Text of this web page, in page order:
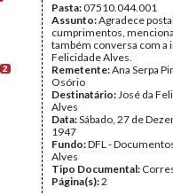
2
Pasta:07510.044.001
Assunto:Agradece
cumprimentos,
também conversa com a
Felicidade Alves.
Remetente:Ana Serpa
Osório
Destinatário:José da
Alves
Data:Sábado, 27 de
1947
Fundo:DFL -
Alves
Tipo Documental:
Página(s):2